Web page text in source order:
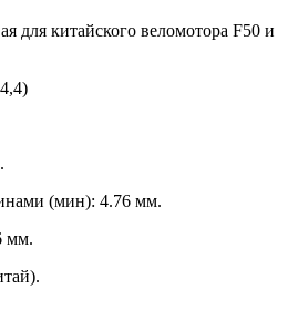
для китайского веломотора F50 и
(мин): 4.76 мм.
мм.